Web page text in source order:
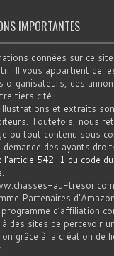
IMPORTANTES
données sur ce
Il vous appartient de
organisateurs, des
tiers cité.
illustrations et extraits
Toutefois, nous
ou tout contenu sous
demande des ayants
l'article 542-1 du code du
.
au-
Partenaires
programme d’affiliation
des sites de percevoir
grâce à la création de